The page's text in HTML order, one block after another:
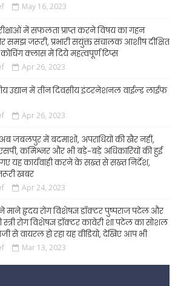
May 16, 2023
में सफलता प्राप्त करने विषय का गहन
जरूरी, प्रभारी सयुंक्त संचालक आशीष दीक्षित
कोचिंग क्लास में दिये महत्वपूर्ण टिप्स
Apr 26, 2023
उद्यान में तीन दिवसीय इंटरनेशनल वाईल्ड लाईफ
Apr 26, 2023
जबलपुर में बदमाशों, अपराधियों की खैर नहीं,
कमिश्नर और भी बड़े-बड़े अधिकारियों की हुई
यह कार्यवाही करने के सख्त से सख्त निर्देश,
खबर
Apr 24, 2023
माने हृदय रोग विशेषज्ञ डॉक्टर पुष्पराज पटेल और
स्त्री रोग विशेषज्ञ डॉक्टर कावेरी शा पटेल का सोशल
से वायरल हो रहा यह वीडियो, देखिए आप भी
Mar 13, 2023